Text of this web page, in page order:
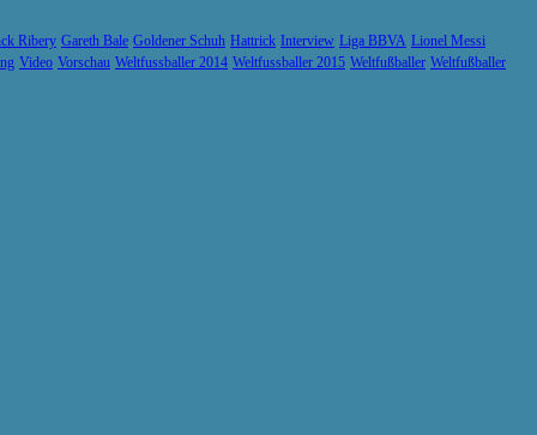
Ribery Gareth Bale Goldener Schuh Hattrick Interview Liga BBVA Lionel Messi
Video Vorschau Weltfussballer 2014 Weltfussballer 2015 Weltfußballer Weltfußballer